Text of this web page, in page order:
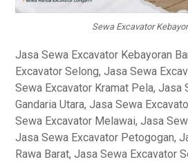
Sewa Excavator
Jasa Sewa Excavator Kebayoran
Excavator Selong, Jasa Sewa
Sewa Excavator Kramat Pela, Jasa
Gandaria Utara, Jasa Sewa
Sewa Excavator Melawai, Jasa
Jasa Sewa Excavator Petogogan,
Rawa Barat, Jasa Sewa Excavator